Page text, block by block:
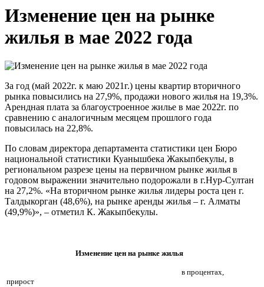
Изменение цен на рынке
жилья в мае 2022 года
За год (май 2022г. к маю 2021г.) цены квартир вторичного
рынка повысились на 27,9%, продажи нового жилья на 19,3%.
Арендная плата за благоустроенное жилье в мае 2022г. по
сравнению с аналогичным месяцем прошлого года
повысилась на 22,8%.
По словам директора департамента статистики цен Бюро
национальной статистики Куанышбека Жакыпбекулы, в
региональном разрезе цены на первичном рынке жилья в
годовом выражении значительно подорожали в г.Нур-Султан
на 27,2%. «На вторичном рынке жилья лидеры роста цен г.
Талдыкорган (48,6%), на рынке аренды жилья – г. Алматы
(49,9%)», – отметил К. Жакыпбекулы.
Изменение цен на рынке жилья
в процентах,
прирост